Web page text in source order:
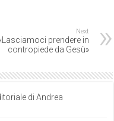
Next
prendere in
contropiede da Gesù»
di Andrea